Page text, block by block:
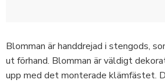
Blomman är handdrejad i stengods,
ut förhand. Blomman är väldigt
upp med det monterade klämfästet.